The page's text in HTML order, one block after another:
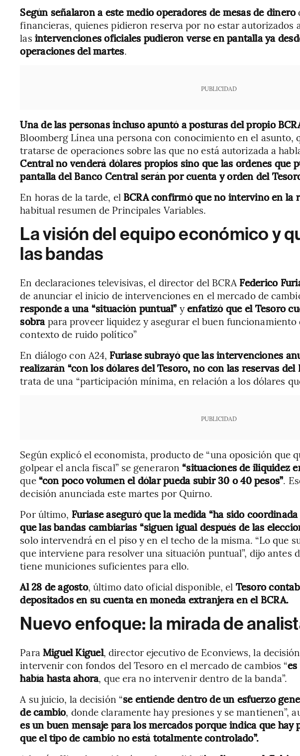
Según señalaron a este medio operadores de mesas de dinero
financieras, quienes pidieron reserva por no estar autorizados
las intervenciones oficiales pudieron verse en pantalla ya
operaciones del martes.
PUBLICIDAD
Una de las personas incluso apuntó a posturas del propio
Bloomberg Línea una persona con conocimiento en el asunto,
tratarse de operaciones sobre las que no está autorizada a
Central no venderá dólares propios sino que las ordenes que
pantalla del Banco Central serán por cuenta y orden del
En horas de la tarde, el BCRA confirmó que no intervino en la
habitual resumen de Principales Variables.
La visión del equipo económico y
las bandas
En declaraciones televisivas, el director del BCRA Federico
de anunciar el inicio de intervenciones en el mercado de
responde a una “situación puntual” yenfatizó que el Tesoro
sobrapara proveer liquidez y asegurar el buen funcionamiento
contexto de ruido político”
En diálogo con A24, Furiase subrayó que las intervenciones
realizarán “con los dólares del Tesoro, no con las reservas del
trata de una “participación mínima, en relación a los dólares
PUBLICIDAD
Según explicó el economista, producto de “una oposición que
golpear el ancla fiscal” se generaron“situaciones de iliquidez
que“con poco volumen el dólar pueda subir 30 o 40 pesos”.
decisión anunciada este martes por Quirno.
Por último, Furiase aseguró que la medida “ha sido
que las bandas cambiarias “siguen igual después de las
solo intervendrá en el piso y en el techo de la misma. “Lo que
que interviene para resolver una situación puntual”, dijo antes
tiene municiones suficientes para ello.
Al 28 de agosto, último dato oficial disponible, el Tesoro
depositados en su cuenta en moneda extranjera en el BCRA.
Nuevo enfoque: la mirada de
Para Miguel Kiguel, director ejecutivo de Econviews, la
intervenir con fondos del Tesoro en el mercado de cambios “
había hasta ahora, que era no intervenir dentro de la banda”.
A su juicio, la decisión “se entiende dentro de un esfuerzo
de cambio, donde claramente hay presiones y se mantienen”,
es un buen mensaje para los mercados porque indica que
que el tipo de cambio no está totalmente controlado”.